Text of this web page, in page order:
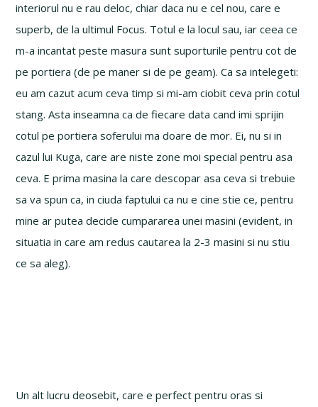
interiorul nu e rau deloc, chiar daca nu e cel nou, care e
superb, de la ultimul Focus. Totul e la locul sau, iar ceea ce
m-a incantat peste masura sunt suporturile pentru cot de
pe portiera (de pe maner si de pe geam). Ca sa intelegeti:
eu am cazut acum ceva timp si mi-am ciobit ceva prin cotul
stang. Asta inseamna ca de fiecare data cand imi sprijin
cotul pe portiera soferului ma doare de mor. Ei, nu si in
cazul lui Kuga, care are niste zone moi special pentru asa
ceva. E prima masina la care descopar asa ceva si trebuie
sa va spun ca, in ciuda faptului ca nu e cine stie ce, pentru
mine ar putea decide cumpararea unei masini (evident, in
situatia in care am redus cautarea la 2-3 masini si nu stiu
ce sa aleg).
Un alt lucru deosebit, care e perfect pentru oras si